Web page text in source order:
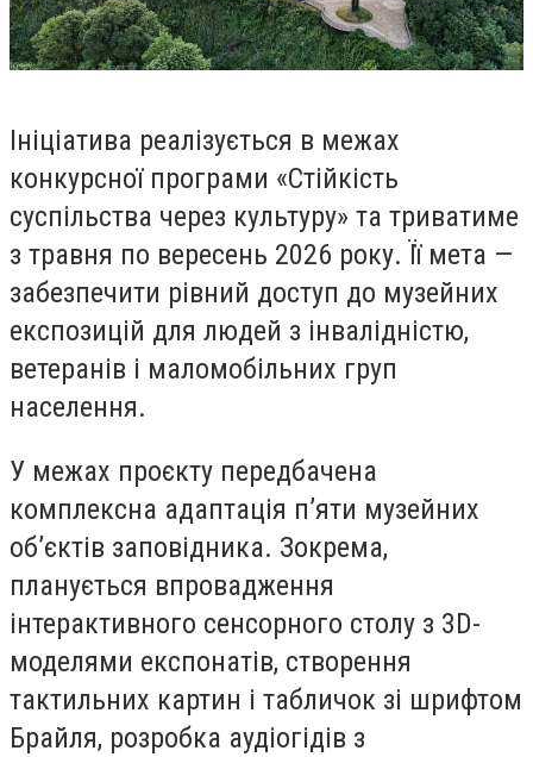
Ініціатива реалізується в межах
конкурсної програми «Стійкість
суспільства через культуру» та триватиме
з травня по вересень 2026 року. Її мета —
забезпечити рівний доступ до музейних
експозицій для людей з інвалідністю,
ветеранів і маломобільних груп
населення.
У межах проєкту передбачена
комплексна адаптація п’яти музейних
об’єктів заповідника. Зокрема,
планується впровадження
інтерактивного сенсорного столу з 3D-
моделями експонатів, створення
тактильних картин і табличок зі шрифтом
Брайля, розробка аудіогідів з